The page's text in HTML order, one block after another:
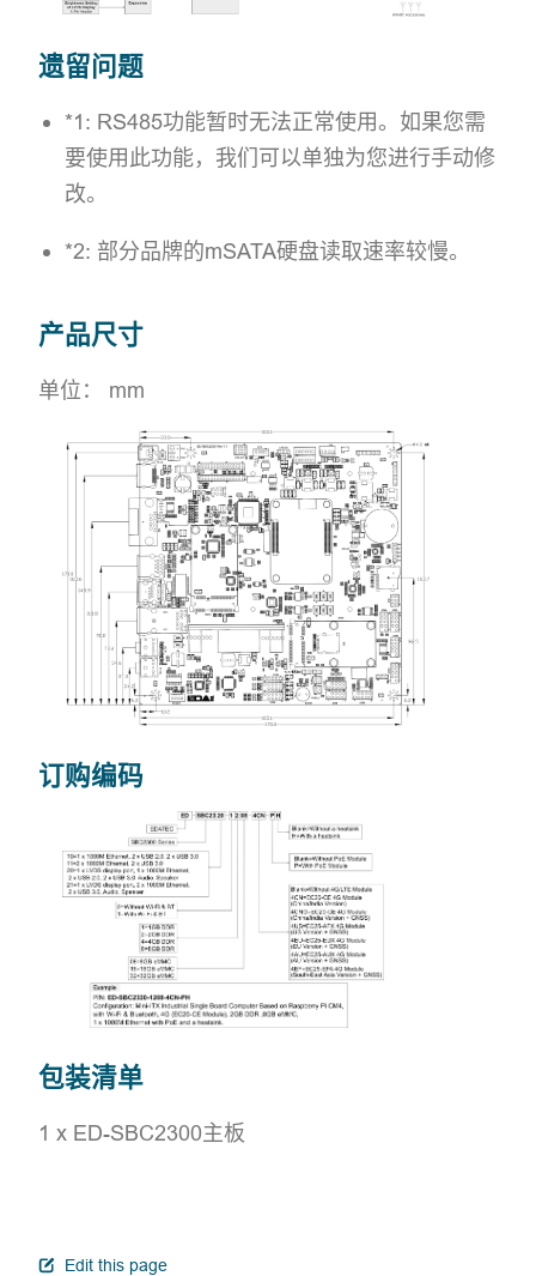
遗留问题
*1: RS485功能暂时无法正常使用。如果您需
要使用此功能，我们可以单独为您进行手动修
改。
*2: 部分品牌的mSATA硬盘读取速率较慢。
产品尺寸
单位： mm
订购编码
包装清单
1 x ED-SBC2300主板
Edit this pageopen in new window